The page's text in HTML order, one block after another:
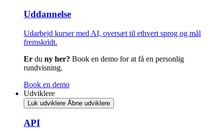
Uddannelse
Udarbejd kurser med AI, oversæt til ethvert sprog og mål
fremskridt.
Er du ny her? Book en demo for at få en personlig
rundvisning.
Book en demo
Udviklere
Luk udviklere Åbne udviklere
API